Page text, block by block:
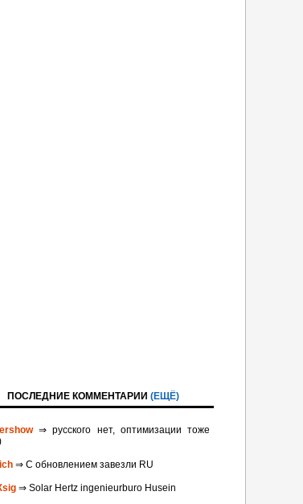
ПОСЛЕДНИЕ КОММЕНТАРИИ (ЕЩЁ)
⇒ русского нет, оптимизации тоже
⇒ С обновлением завезли RU
⇒ Solar Hertz ingenieurburo Husein